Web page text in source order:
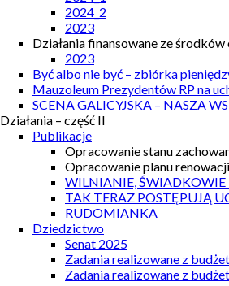
2024_2
2023
Działania finansowane ze
2023
Być albo nie być – zbiórka
Mauzoleum Prezydentów RP na
SCENA GALICYJSKA – NASZA
Działania – część II
Publikacje
Opracowanie stanu
Opracowanie planu
WILNIANIE, ŚWIADKOWIE
TAK TERAZ POSTĘPUJĄ
RUDOMIANKA
Dziedzictwo
Senat 2025
Zadania realizowane z
Zadania realizowane z